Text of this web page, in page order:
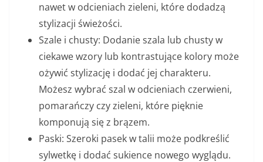
nawet w odcieniach zieleni, które dodadzą
stylizacji świeżości.
Szale i chusty: Dodanie szala lub chusty w
ciekawe wzory lub kontrastujące kolory może
ożywić stylizację i dodać jej charakteru.
Możesz wybrać szal w odcieniach czerwieni,
pomarańczy czy zieleni, które pięknie
komponują się z brązem.
Paski: Szeroki pasek w talii może podkreślić
sylwetkę i dodać sukience nowego wyglądu.